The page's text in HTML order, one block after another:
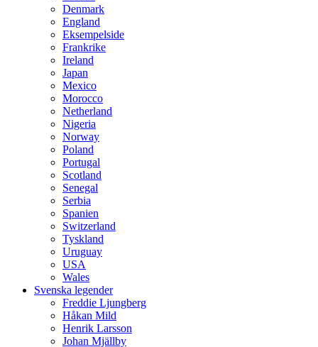
Denmark
England
Eksempelside
Frankrike
Ireland
Japan
Mexico
Morocco
Netherland
Nigeria
Norway
Poland
Portugal
Scotland
Senegal
Serbia
Spanien
Switzerland
Tyskland
Uruguay
USA
Wales
Svenska legender
Freddie Ljungberg
Håkan Mild
Henrik Larsson
Johan Mjällby